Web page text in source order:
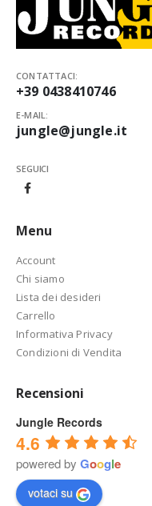
CONTATTACI:
+39 0438410746
E-MAIL:
jungle@jungle.it
SEGUICI
Menu
Account
Chi siamo
Lista dei desideri
Carrello
Informativa Privacy
Condizioni di Vendita
Recensioni
Jungle Records
4.6
powered by Google
votaci su